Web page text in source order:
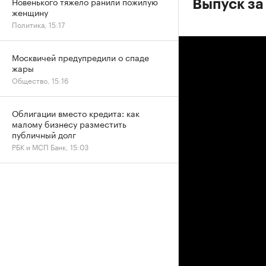
Выпуск
женщину
Политика, 15:17
Москвичей предупредили о спаде
жары
Общество, 15:16
Облигации вместо кредита: как
малому бизнесу разместить
публичный долг
РБК и МСП Банк, 15:03